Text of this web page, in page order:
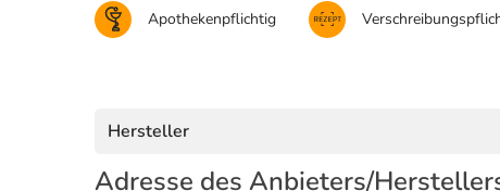
Apothekenpflichtig
Hersteller
Adresse des Anbieters/